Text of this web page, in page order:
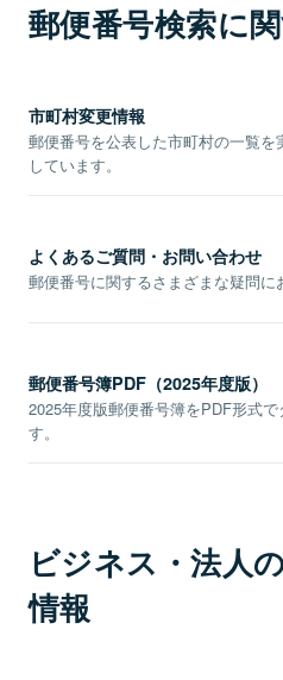
郵便番号検索に
市町村変更情報
郵便番号を公表した市町村の一覧
しています。
よくあるご質問・お問い合わせ
郵便番号に関するさまざまな疑問に
郵便番号簿PDF（2025年度版）
2025年度版郵便番号簿をPDF形式
す。
ビジネス・法人
情報